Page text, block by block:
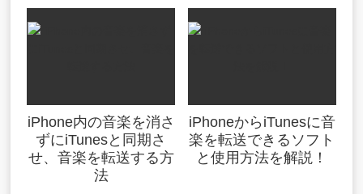
iPhone内の音楽を消さ
ずにiTunesと同期さ
せ、音楽を転送する方
法
iPhoneからiTunesに音
楽を転送できるソフト
と使用方法を解説！